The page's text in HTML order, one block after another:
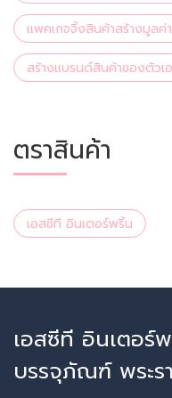
แพคเกจจิ้งสินค้าสร้างมูลค่
สร้างแบรนด์สินค้าของตัว
ตราสินค้า
เอสซีที อินเตอร์พริ้น
เอสซีที อินเตอ
บรรจุภัณฑ์ พระร